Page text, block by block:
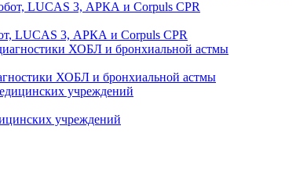
LUCAS 3, АРКА и Corpuls CPR
ХОБЛ и бронхиальной астмы
учреждений